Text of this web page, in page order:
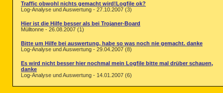
Traffic obwohl nichts gemacht wird!Logfile ok?
Log-Analyse und Auswertung - 27.10.2007 (3)
Hier ist die Hilfe besser als bei Trojaner-Board
Mülltonne - 26.08.2007 (1)
Bitte um Hilfe bei auswertung, habe so was noch nie gemacht. danke
Log-Analyse und Auswertung - 29.04.2007 (8)
Es wird nicht besser hier nochmal mein Logfile bitte mal drüber schauen,
danke
Log-Analyse und Auswertung - 14.01.2007 (6)